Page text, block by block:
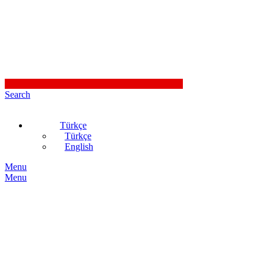
Search
Türkçe
Türkçe
English
Menu
Menu